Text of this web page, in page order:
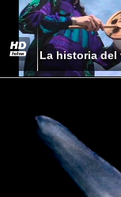
La historia del